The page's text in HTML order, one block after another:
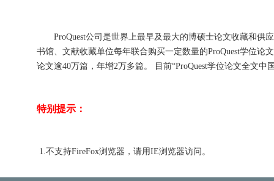
ProQuest公司是世界上最早及最大的博硕士论文收藏和供
书馆、文献收藏单位每年联合购买一定数量的ProQuest学位
论文逾40万篇，年增2万多篇。 目前“ProQuest学位论文全文
特别提示：
1.不支持FireFox浏览器，请用IE浏览器访问。